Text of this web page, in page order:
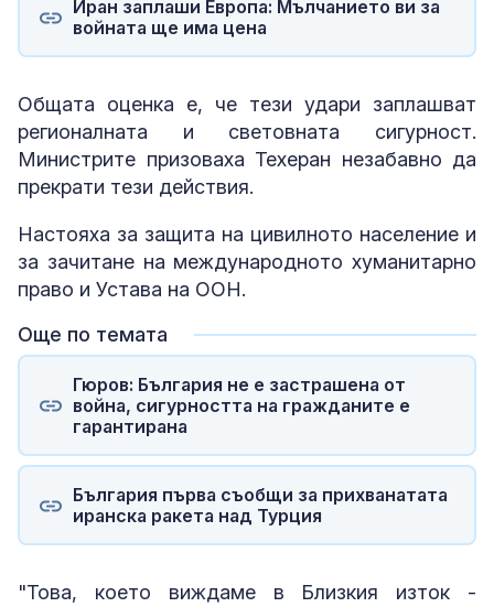
Иран заплаши Европа: Мълчанието ви за
войната ще има цена
Общата оценка е, че тези удари заплашват
регионалната и световната сигурност.
Министрите призоваха Техеран незабавно да
прекрати тези действия.
Настояха за защита на цивилното население и
за зачитане на международното хуманитарно
право и Устава на ООН.
Още по темата
Гюров: България не е застрашена от
война, сигурността на гражданите е
гарантирана
България първа съобщи за прихванатата
иранска ракета над Турция
"Това, което виждаме в Близкия изток -